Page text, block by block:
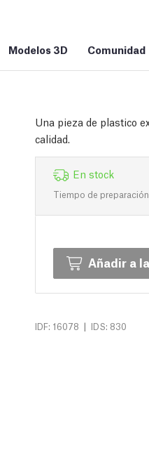
Modelos 3D Comunidad
Una pieza de plastico
calidad.
En stock
Tiempo de
Añadir a
IDF: 16078 | IDS: 830